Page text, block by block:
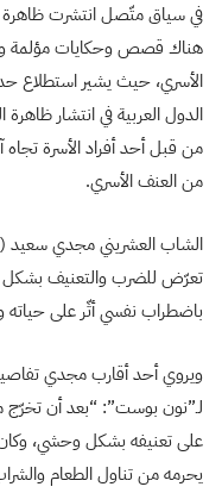
في سياق متّصل انتشرت ظاهرة
هناك قصص وحكايات مؤلمة
الأسري، حيث يشير استطلاع
الدول العربية في انتشار
من العنف الأسري.
تعرّض للضرب والتعنيف
باضطراب نفسي أثّر على
ويروي أحد أقارب مجدي
لـ”نون بوست”: “بعد أن تخرّج
على تعنيفه بشكل وحشي،
يحرمه من تناول الطعام